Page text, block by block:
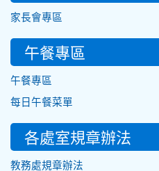
家長會專區
午餐專區
午餐專區
每日午餐菜單
各處室規章辦法
教務處規章辦法